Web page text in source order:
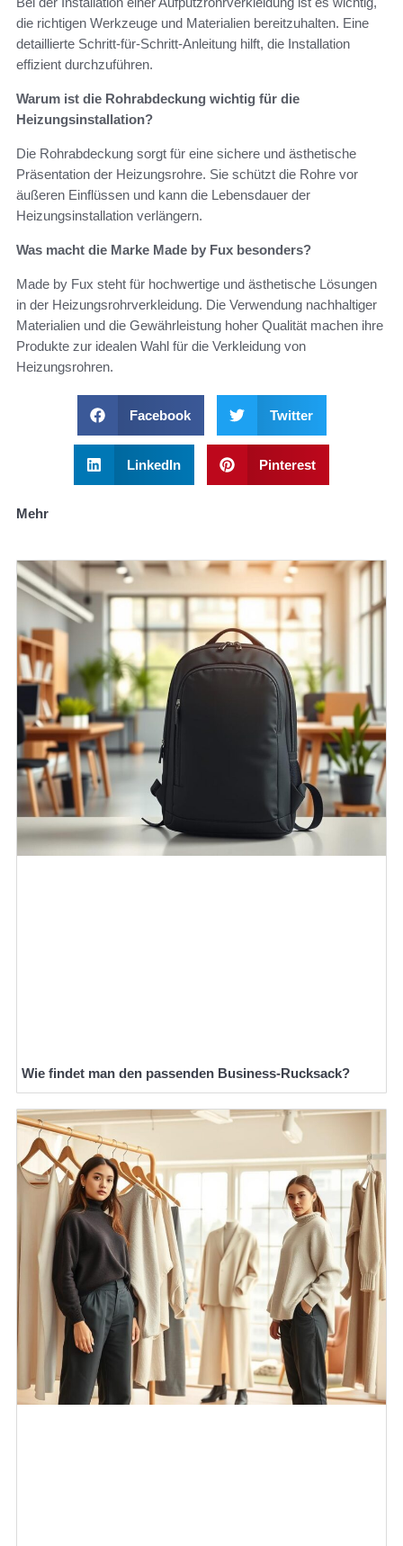
die richtigen Werkzeuge und Materialien bereitzuhalten. Eine
detaillierte Schritt-für-Schritt-Anleitung hilft, die Installation
effizient durchzuführen.
Warum ist die Rohrabdeckung wichtig für die
Heizungsinstallation?
Die Rohrabdeckung sorgt für eine sichere und ästhetische
Präsentation der Heizungsrohre. Sie schützt die Rohre vor
äußeren Einflüssen und kann die Lebensdauer der
Heizungsinstallation verlängern.
Was macht die Marke Made by Fux besonders?
Made by Fux steht für hochwertige und ästhetische Lösungen
in der Heizungsrohrverkleidung. Die Verwendung nachhaltiger
Materialien und die Gewährleistung hoher Qualität machen ihre
Produkte zur idealen Wahl für die Verkleidung von
Heizungsrohren.
Facebook Twitter
LinkedIn Pinterest
Mehr
Wie findet man den passenden Business-Rucksack?